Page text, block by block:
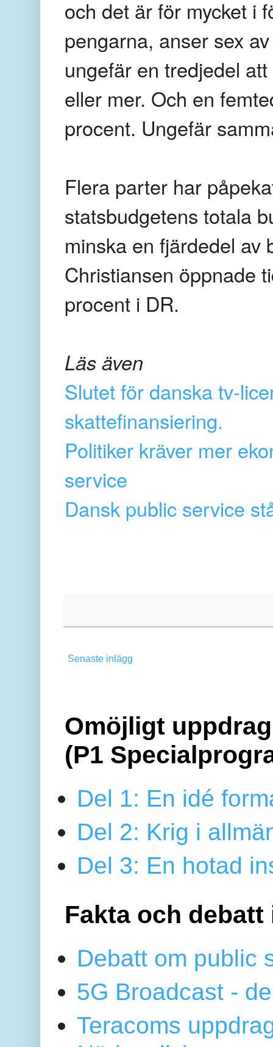
och det är för mycket i
pengarna, anser sex
ungefär en tredjedel
eller mer. Och en
procent. Ungefär
Flera parter har
statsbudgetens totala
minska en fjärdedel av
Christiansen öppnade
procent i DR.
Läs även
Slutet för danska tv-
skattefinansiering.
Politiker kräver mer
service
Dansk public service
Senaste inlägg
Omöjligt
(P1
Del 1: En idé
Del 2: Krig i
Del 3: En hotad
Fakta och debatt
Debatt om public
5G Broadcast -
Teracoms